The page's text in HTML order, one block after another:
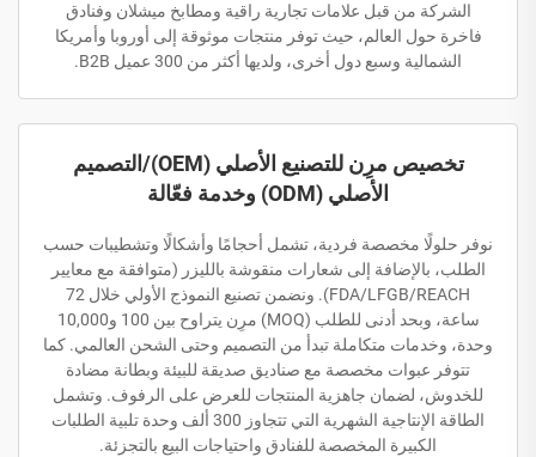
الشركة من قبل علامات تجارية راقية ومطابخ ميشلان وفنادق
فاخرة حول العالم، حيث توفر منتجات موثوقة إلى أوروبا وأمريكا
الشمالية وسبع دول أخرى، ولديها أكثر من 300 عميل B2B.
تخصيص مرِن للتصنيع الأصلي (OEM)/التصميم
الأصلي (ODM) وخدمة فعّالة
نوفر حلولًا مخصصة فردية، تشمل أحجامًا وأشكالًا وتشطيبات حسب
الطلب، بالإضافة إلى شعارات منقوشة بالليزر (متوافقة مع معايير
FDA/LFGB/REACH). ونضمن تصنيع النموذج الأولي خلال 72
ساعة، وبحد أدنى للطلب (MOQ) مرِن يتراوح بين 100 و10,000
وحدة، وخدمات متكاملة تبدأ من التصميم وحتى الشحن العالمي. كما
تتوفر عبوات مخصصة مع صناديق صديقة للبيئة وبطانة مضادة
للخدوش، لضمان جاهزية المنتجات للعرض على الرفوف. وتشمل
الطاقة الإنتاجية الشهرية التي تتجاوز 300 ألف وحدة تلبية الطلبات
الكبيرة المخصصة للفنادق واحتياجات البيع بالتجزئة.